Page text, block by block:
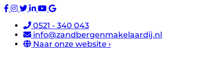
0521 - 340 043
info@zandbergenmakelaardij.nl
Naar onze website ›